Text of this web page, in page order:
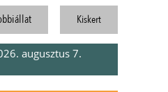
Kiskert
augusztus 7.